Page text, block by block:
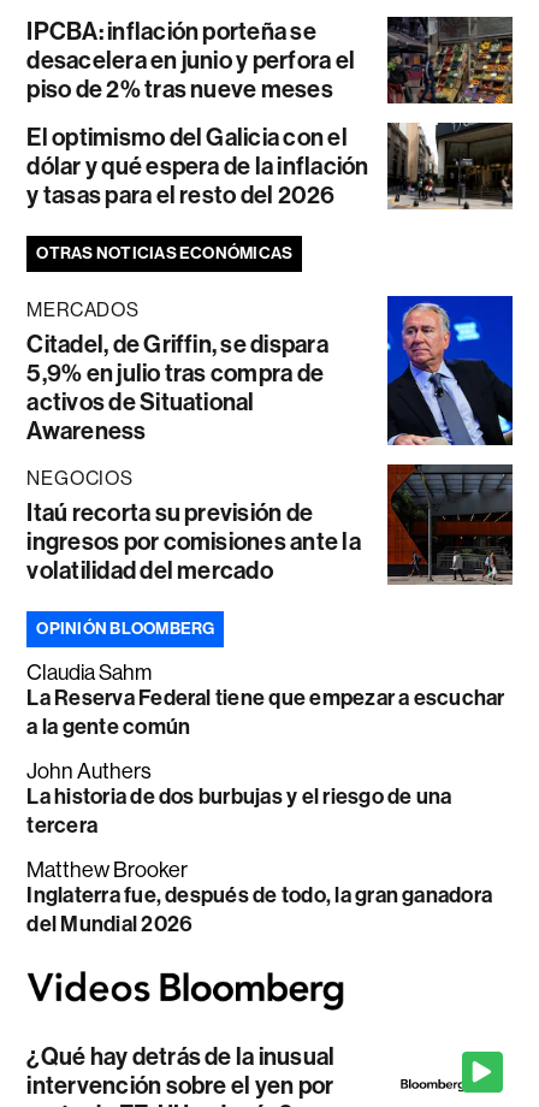
IPCBA: inflación porteña se
desacelera en junio y perfora el
piso de 2% tras nueve meses
El optimismo del Galicia con el
dólar y qué espera de la inflación
y tasas para el resto del 2026
OTRAS NOTICIAS ECONÓMICAS
MERCADOS
Citadel, de Griffin, se dispara
5,9% en julio tras compra de
activos de Situational
Awareness
NEGOCIOS
Itaú recorta su previsión de
ingresos por comisiones ante la
volatilidad del mercado
OPINIÓN BLOOMBERG
Claudia Sahm
La Reserva Federal tiene que empezar a escuchar
a la gente común
John Authers
La historia de dos burbujas y el riesgo de una
tercera
Matthew Brooker
Inglaterra fue, después de todo, la gran ganadora
del Mundial 2026
¿Qué hay detrás de la inusual
intervención sobre el yen por